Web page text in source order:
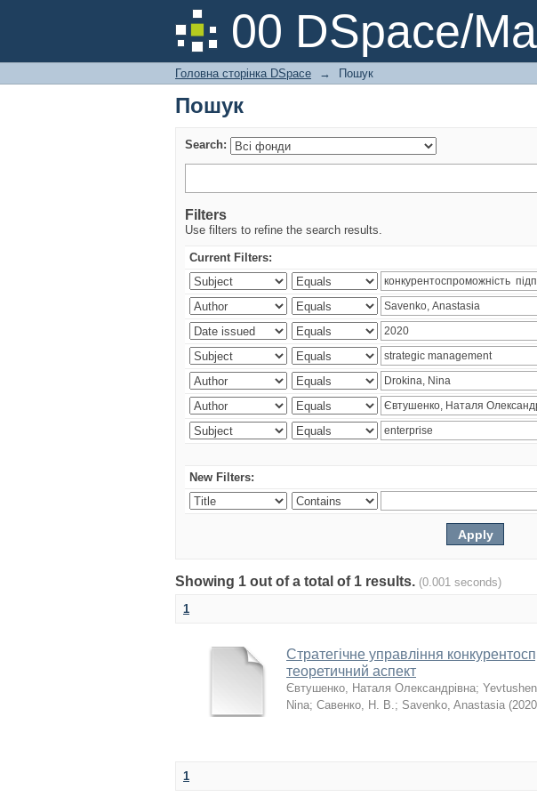
00 DSpace/
Пошук
Головна сторінка DSpace → Пошук
Пошук
Search:
Filters
Use filters to refine the search results.
Current Filters:
New Filters:
Showing 1 out of a total of 1 results. (0.001 seconds)
1
Стратегічне управління
теоретичний аспект
Євтушенко, Наталя Олександрівна;
Nina; Савенко, Н. В.; Savenko, Anastasia (
1